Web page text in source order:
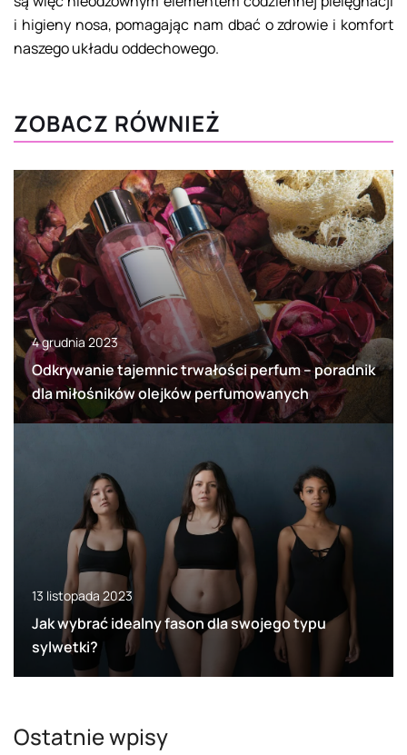
i higieny nosa, pomagając nam dbać o zdrowie i komfort
naszego układu oddechowego.
ZOBACZ RÓWNIEŻ
4 grudnia 2023
Odkrywanie tajemnic trwałości perfum – poradnik
dla miłośników olejków perfumowanych
13 listopada 2023
Jak wybrać idealny fason dla swojego typu
sylwetki?
Ostatnie wpisy